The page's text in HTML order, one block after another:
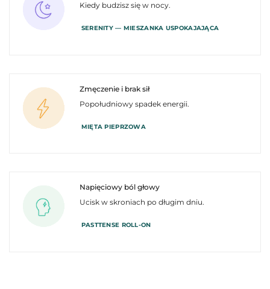
Kiedy budzisz się w nocy.
SERENITY — MIESZANKA USPOKAJAJĄCA
Zmęczenie i brak sił
Popołudniowy spadek energii.
MIĘTA PIEPRZOWA
Napięciowy ból głowy
Ucisk w skroniach po długim dniu.
PASTTENSE ROLL-ON